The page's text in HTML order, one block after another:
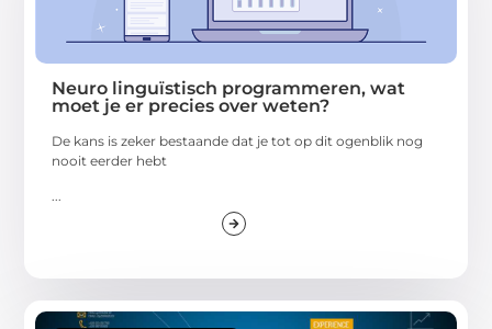
Neuro linguïstisch programmeren, wat
moet je er precies over weten?
De kans is zeker bestaande dat je tot op dit ogenblik nog
nooit eerder hebt
...